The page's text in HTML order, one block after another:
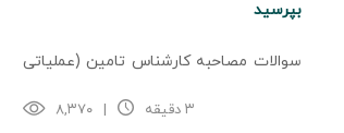
بپرسید
سوالات مصاحبه کارشناس تامین (عملیاتی
تامین (اختصاصی شغل) سوالات مصاحبه
۸,۳۷۰ ۳ دقیقه